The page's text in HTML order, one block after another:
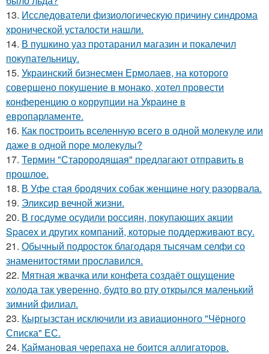
13. Исследователи физиологическую причину синдрома
хронической усталости нашли.
14. В пушкино уаз протаранил магазин и покалечил
покупательницу.
15. Украинский бизнесмен Ермолаев, на которого
совершено покушение в монако, хотел провести
конференцию о коррупции на Украине в
европарламенте.
16. Как построить вселенную всего в одной молекуле или
даже в одной поре молекулы?
17. Термин "Старородящая" предлагают отправить в
прошлое.
18. В Уфе стая бродячих собак женщине ногу разорвала.
19. Эликсир вечной жизни.
20. В госдуме осудили россиян, покупающих акции
Spacex и других компаний, которые поддерживают всу.
21. Обычный подросток благодаря тысячам селфи со
знаменитостями прославился.
22. Мятная жвачка или конфета создаёт ощущение
холода так уверенно, будто во рту открылся маленький
зимний филиал.
23. Кыргызстан исключили из авиационного "Чёрного
Списка" ЕС.
24. Каймановая черепаха не боится аллигаторов.